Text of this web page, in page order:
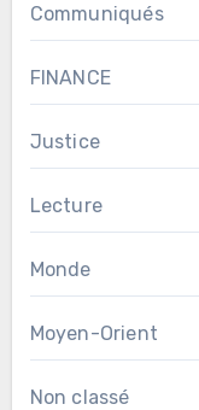
Communiqués
FINANCE
Justice
Lecture
Monde
Moyen-Orient
Non classé